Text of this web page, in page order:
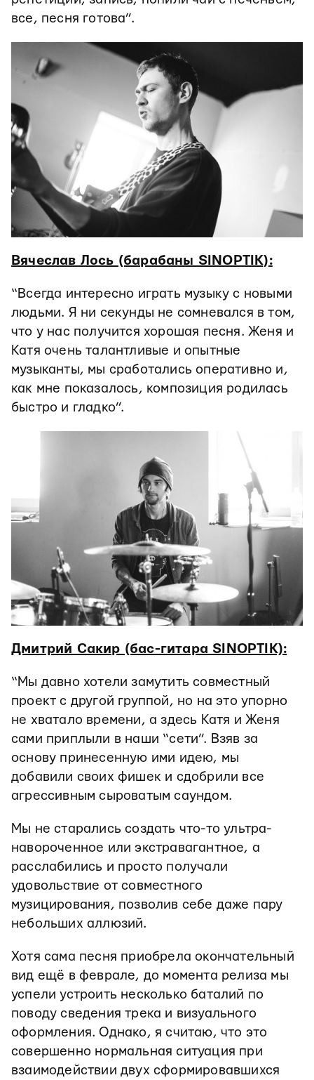
все, песня готова”.
Вячеслав Лось (барабаны SINOPTIK):
“Всегда интересно играть музыку с новыми
людьми. Я ни секунды не сомневался в том,
что у нас получится хорошая песня. Женя и
Катя очень талантливые и опытные
музыканты, мы сработались оперативно и,
как мне показалось, композиция родилась
быстро и гладко”.
Дмитрий Сакир (бас-гитара SINOPTIK):
“Мы давно хотели замутить совместный
проект с другой группой, но на это упорно
не хватало времени, а здесь Катя и Женя
сами приплыли в наши “сети”. Взяв за
основу принесенную ими идею, мы
добавили своих фишек и сдобрили все
агрессивным сыроватым саундом.
Мы не старались создать что-то ультра-
навороченное или экстравагантное, а
расслабились и просто получали
удовольствие от совместного
музицирования, позволив себе даже пару
небольших аллюзий.
Хотя сама песня приобрела окончательный
вид ещё в феврале, до момента релиза мы
успели устроить несколько баталий по
поводу сведения трека и визуального
оформления. Однако, я считаю, что это
совершенно нормальная ситуация при
взаимодействии двух сформировавшихся